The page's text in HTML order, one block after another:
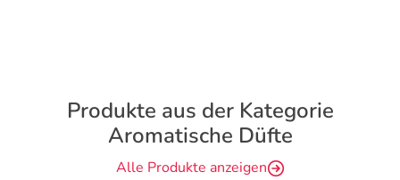
Produkte aus der Kategorie
Aromatische Düfte
Alle Produkte anzeigen